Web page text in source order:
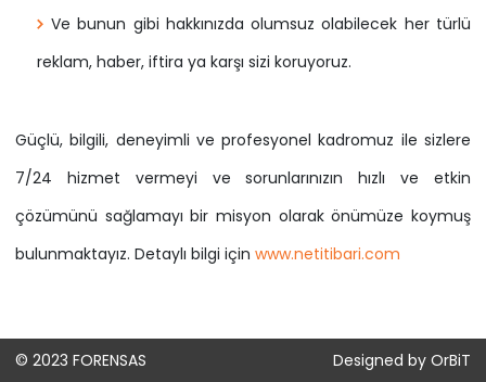
Ve bunun gibi hakkınızda olumsuz olabilecek her türlü
reklam, haber, iftira ya karşı sizi koruyoruz.
Güçlü, bilgili, deneyimli ve profesyonel kadromuz ile sizlere
7/24 hizmet vermeyi ve sorunlarınızın hızlı ve etkin
çözümünü sağlamayı bir misyon olarak önümüze koymuş
bulunmaktayız. Detaylı bilgi için www.netitibari.com
© 2023 FORENSAS Designed by OrBiT